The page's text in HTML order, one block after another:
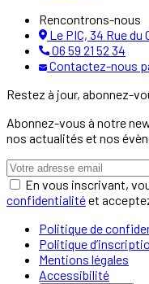
Rencontrons-nous
Le PIC, 34 Rue du
06 59 21 52 34
Contactez-nous
Restez à jour, abonnez-
Abonnez-vous à notre
nos actualités et nos
En vous inscrivant,
confidentialitéet
Politique de
Politique
Mentions légales
Accessibilité